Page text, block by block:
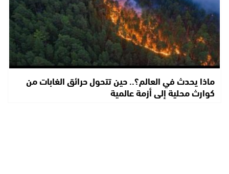
ماذا يحدث في العالم؟.. حين تتحول حرائق الغابات من
كوارث محلية إلى أزمة عالمية